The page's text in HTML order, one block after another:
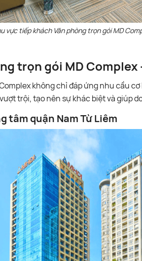
vực tiếp khách Văn phòng trọn gói MD
trọn gói MD Complex
không chỉ đáp ứng nhu cầu
trội, tạo nên sự khác biệt và giúp
tâm quận Nam Từ Liêm